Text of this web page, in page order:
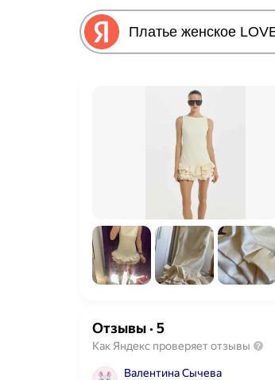
Отзывы· 5
Как Яндекс проверяет отзывы
Валентина Сычева